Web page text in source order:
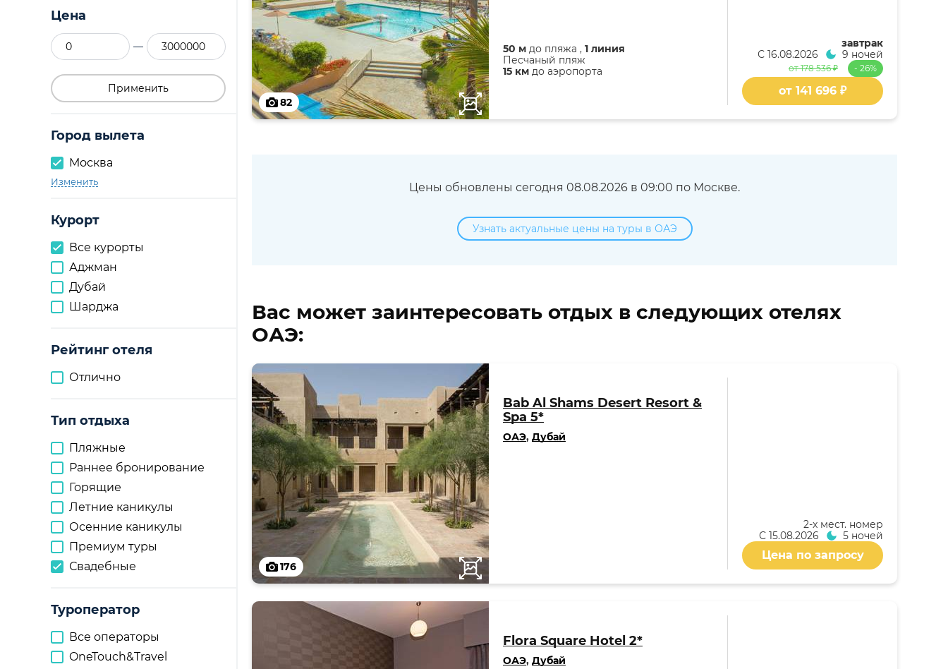
Цена
—
Применить
Город вылета
Москва
Изменить
Курорт
Все курорты
Аджман
Дубай
Шарджа
Рейтинг отеля
Отлично
Тип отдыха
Пляжные
Раннее бронирование
Горящие
Летние каникулы
Осенние каникулы
Премиум туры
Свадебные
Туроператор
Все операторы
OneTouch&Travel
82
50 м до пляжа , 1 линия
Песчаный пляж
15 км до аэропорта
завтрак
С 16.08.2026 9 ночей
от 178 536 ₽ - 26%
от 141 696 ₽
Цены обновлены сегодня 08.08.2026 в 09:00 по Москве.
Узнать актуальные цены на туры в ОАЭ
Вас может заинтересовать отдых в следующих отелях
ОАЭ:
176
Bab Al Shams Desert Resort &
Spa 5*
ОАЭ, Дубай
2-x мест. номер
С 15.08.2026 5 ночей
Цена по запросу
Flora Square Hotel 2*
ОАЭ, Дубай